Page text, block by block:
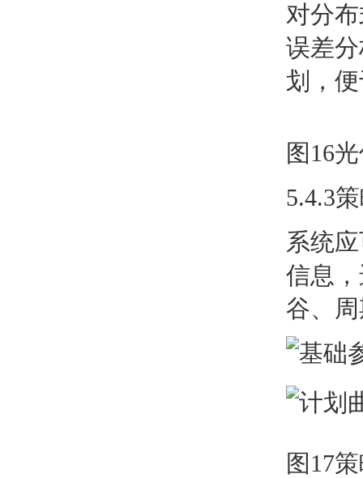
对分
误差
划，
图16
5.4.3
系统
信息
谷、
图17